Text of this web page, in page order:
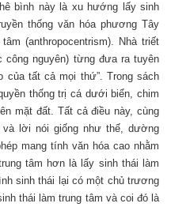
bình này là xu hướng lấy sinh
thống văn hóa phương Tây
(anthropocentrism). Nhà triết
công nguyên) từng đưa ra tuyên
của tất cả mọi thứ”. Trong sách
thống trị cá dưới biển, chim
mặt đất. Tất cả điều này, cùng
lời nói giống như thế, dường
mang tính văn hóa cao nhằm
tâm hơn là lấy sinh thái làm
sinh thái lại có một chủ trương
thái làm trung tâm và coi đó là